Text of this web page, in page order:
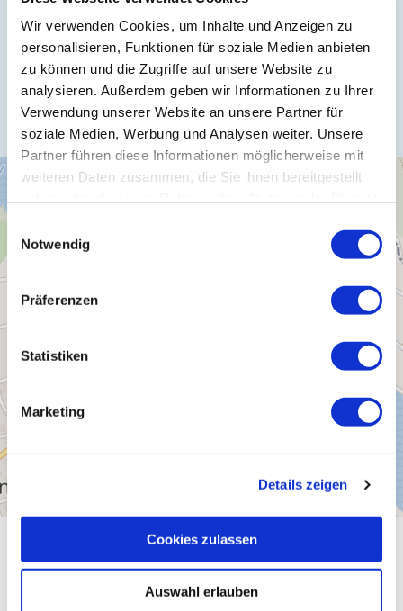
Wir verwenden Cookies, um Inhalte und Anzeigen zu
personalisieren, Funktionen für soziale Medien anbieten
zu können und die Zugriffe auf unsere Website zu
analysieren. Außerdem geben wir Informationen zu Ihrer
Verwendung unserer Website an unsere Partner für
soziale Medien, Werbung und Analysen weiter. Unsere
Partner führen diese Informationen möglicherweise mit
weiteren Daten zusammen, die Sie ihnen bereitgestellt
Notwendig
Präferenzen
Statistiken
Marketing
Details zeigen
Cookies zulassen
Auswahl erlauben
Anreise planen
Allgemeine Informationen